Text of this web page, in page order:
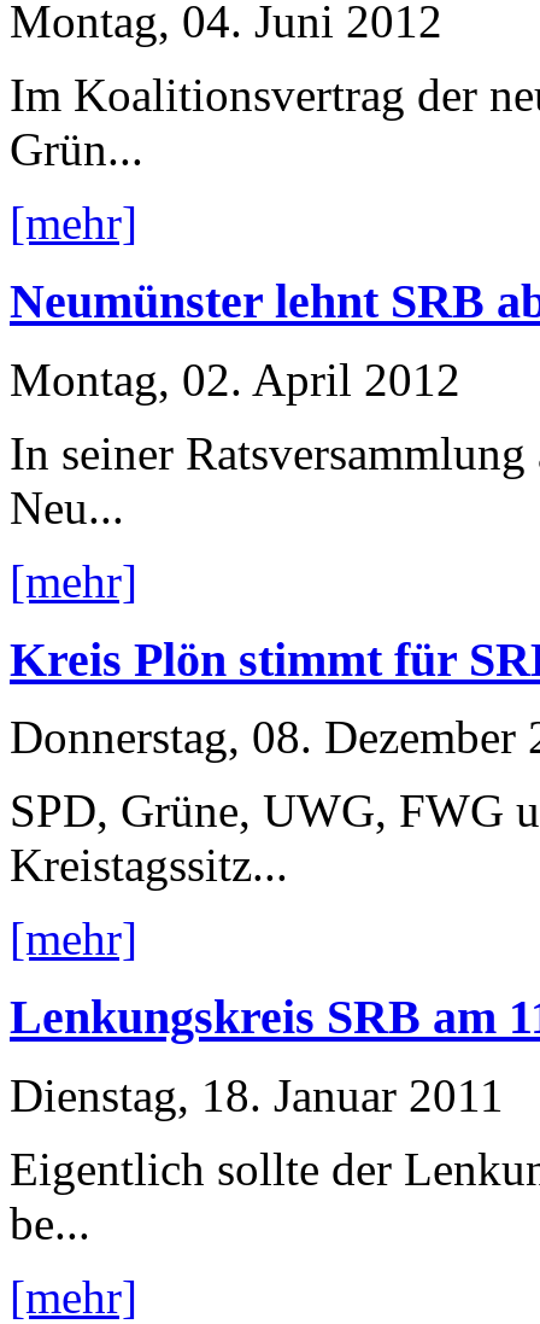
Montag, 04. Juni 2012
Im Koalitionsvertrag der
Grün...
[mehr]
Neumünster lehnt SRB
Montag, 02. April 2012
In seiner
Neu...
[mehr]
Kreis Plön stimmt für
Donnerstag, 08. Dezember
SPD, Grüne, UWG, FWG
Kreistagssitz...
[mehr]
Lenkungskreis SRB am
Dienstag, 18. Januar 2011
Eigentlich sollte der
be...
[mehr]